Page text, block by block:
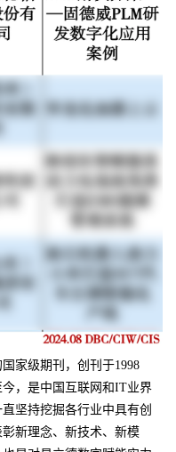
家级期刊，创刊于1998
，是中国互联网和IT业界
坚持挖掘各行业中具有创
新理念、新技术、新模